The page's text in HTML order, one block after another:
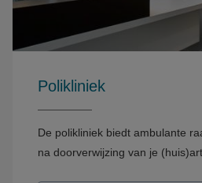
Polikliniek
De polikliniek biedt ambulante
na doorverwijzing van je